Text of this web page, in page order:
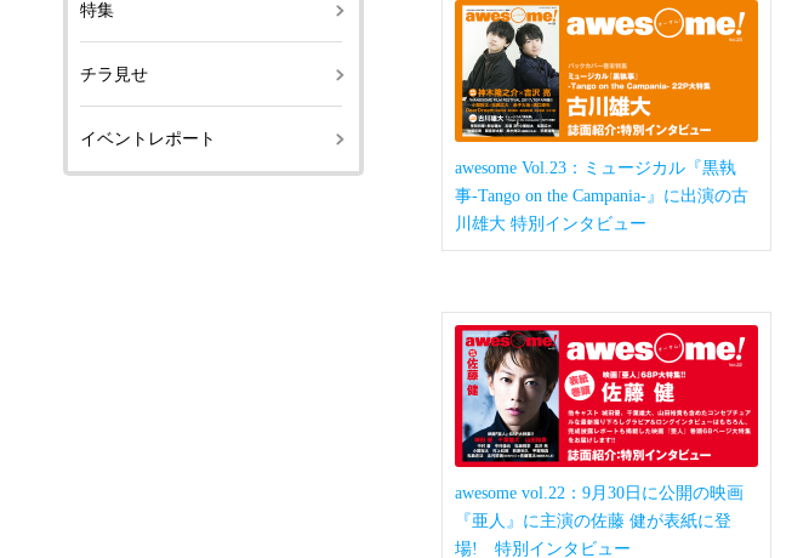
awesome Vol.23：ミュージカル『黒執
事-Tango on the Campania-』に出演の古
川雄大 特別インタビュー
awesome vol.22：9月30日に公開の映画
『亜人』に主演の佐藤 健が表紙に登
場! 特別インタビュー
特集
チラ見せ
イベントレポート